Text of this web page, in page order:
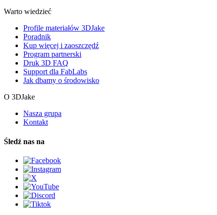
Warto wiedzieć
Profile materiałów 3DJake
Poradnik
Kup więcej i zaoszczędź
Program partnerski
Druk 3D FAQ
Support dla FabLabs
Jak dbamy o środowisko
O 3DJake
Nasza grupa
Kontakt
Śledź nas na